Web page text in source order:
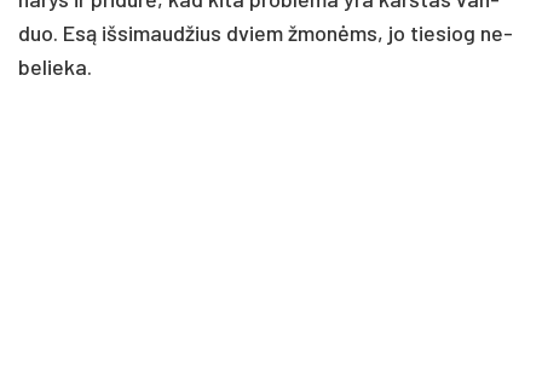
duo. Esą iš­si­mau­džius dviem žmo­nėms, jo tie­siog ne­
be­lie­ka.